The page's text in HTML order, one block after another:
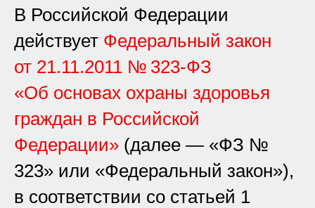
В Российской Федерации
действует Федеральный закон
от 21.11.2011 № 323-ФЗ
«Об основах охраны здоровья
граждан в Российской
Федерации» (далее — «ФЗ №
323» или «Федеральный закон»),
в соответствии со статьей 1